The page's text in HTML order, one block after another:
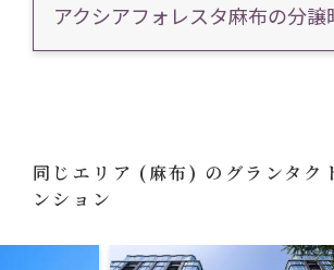
アクシアフォレスタ麻布の分譲
同じエリア (麻布) のグランタク
ンション